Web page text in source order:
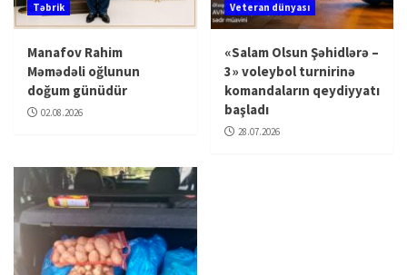
Təbrik
Manafov Rahim
Məmədəli oğlunun
doğum günüdür
02.08.2026
Veteran dünyası
«Salam Olsun Şəhidlərə –
3» voleybol turnirinə
komandaların qeydiyyatı
başladı
28.07.2026